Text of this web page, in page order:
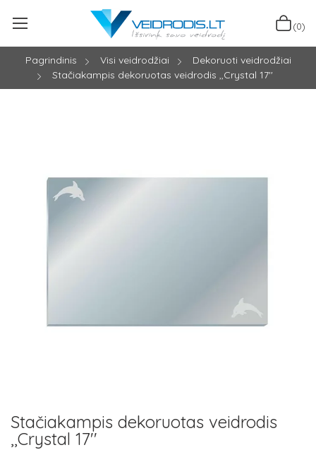
(0)
Pagrindinis Visi veidrodžiai
Dekoruoti veidrodžiai
Stačiakampis dekoruotas veidrodis ,,Crystal 17''
Stačiakampis dekoruotas veidrodis
,,Crystal 17''